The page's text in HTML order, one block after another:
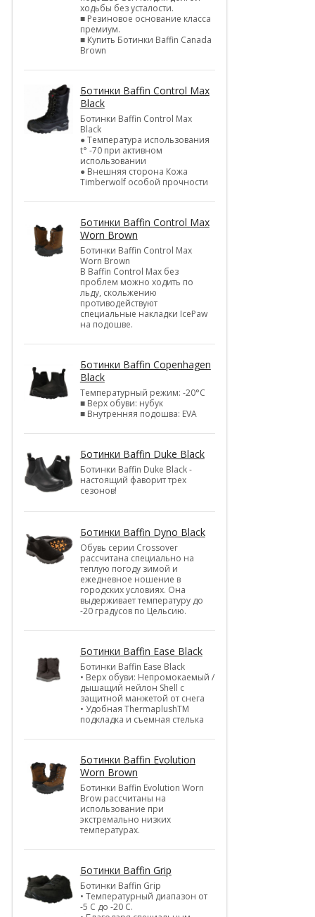
ходьбы без усталости.
■ Резиновое основание класса
премиум.
■ Купить Ботинки Baffin Canada
Brown
Ботинки Baffin Control Max
Black
Ботинки Baffin Control Max
Black
● Температура использования
t° -70 при активном
использовании
● Внешняя сторона Кожа
Timberwolf особой прочности
Ботинки Baffin Control Max
Worn Brown
Ботинки Baffin Control Max
Worn Brown
В Baffin Control Max без
проблем можно ходить по
льду, скольжению
противодействуют
специальные накладки IcePaw
на подошве.
Ботинки Baffin Copenhagen
Black
Температурный режим: -20°С
■ Верх обуви: нубук
■ Внутренняя подошва: EVA
Ботинки Baffin Duke Black
Ботинки Baffin Duke Black -
настоящий фаворит трех
сезонов!
Ботинки Baffin Dyno Black
Обувь серии Crossover
рассчитана специально на
теплую погоду зимой и
ежедневное ношение в
городских условиях. Она
выдерживает температуру до
-20 градусов по Цельсию.
Ботинки Baffin Ease Black
Ботинки Baffin Ease Black
• Верх обуви: Непромокаемый /
дышащий нейлон Shell c
защитной манжетой от снега
• Удобная ThermaplushTM
подкладка и съемная стелька
Ботинки Baffin Evolution
Worn Brown
Ботинки Baffin Evolution Worn
Brow рассчитаны на
использование при
экстремально низких
температурах.
Ботинки Baffin Grip
Ботинки Baffin Grip
• Температурный диапазон от
-5 С до -20 С.